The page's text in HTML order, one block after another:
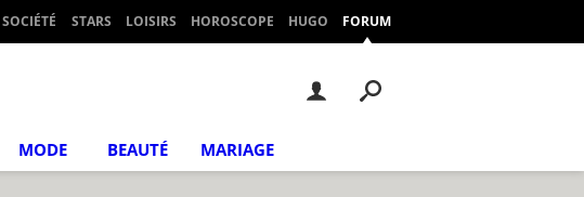
SOCIÉTÉ STARS LOISIRS HOROSCOPE HUGO FORUM
MODE BEAUTÉ MARIAGE